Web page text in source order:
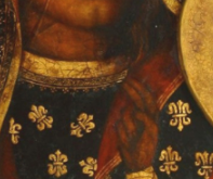
Topolski | 29/09/2025
Rafale pojawia się
pod ludzką
imię Azariasz.